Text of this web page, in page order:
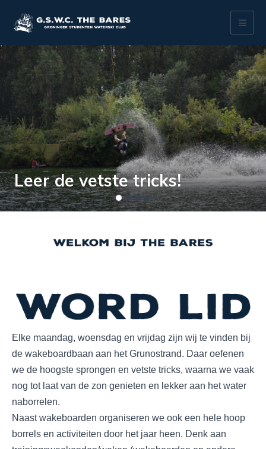
Toggle
Leer de vetste tricks!
Previous
Elke maandag, woensdag en vrijdag zijn wij te vinden bij
de wakeboardbaan aan het Grunostrand. Daar oefenen
we de hoogste sprongen en vetste tricks, waarna we vaak
nog tot laat van de zon genieten en lekker aan het water
naborrelen.
Naast wakeboarden organiseren we ook een hele hoop
borrels en activiteiten door het jaar heen. Denk aan